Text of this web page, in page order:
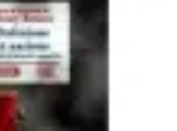
de Speedcubing
et Astuces